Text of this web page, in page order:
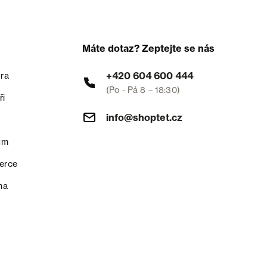
Máte dotaz? Zeptejte se nás
+420 604 600 444
(Po - Pá 8 – 18:30)
info@shoptet.cz